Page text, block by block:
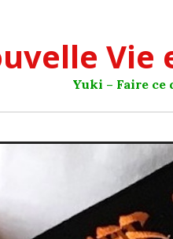
Vie
Yuki – Faire ce